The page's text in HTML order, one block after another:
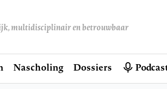
multidisciplinair en betrouwbaar
Nascholing Dossiers